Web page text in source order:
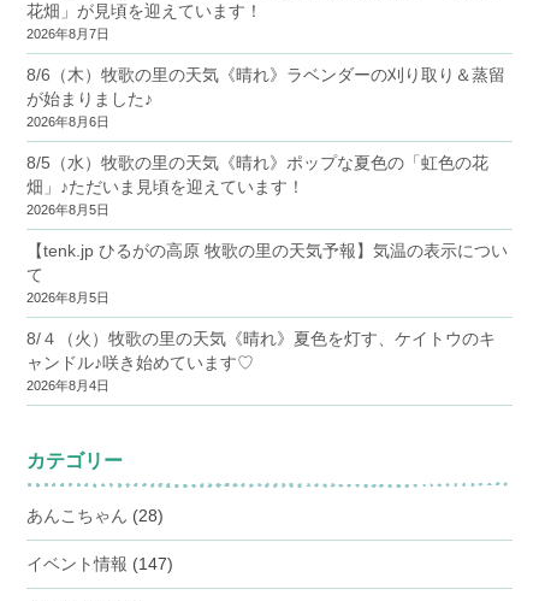
花畑」が見頃を迎えています！
2026年8月7日
8/6（木）牧歌の里の天気《晴れ》ラベンダーの刈り取り＆蒸留
が始まりました♪
2026年8月6日
8/5（水）牧歌の里の天気《晴れ》ポップな夏色の「虹色の花
畑」♪ただいま見頃を迎えています！
2026年8月5日
【tenk.jp ひるがの高原 牧歌の里の天気予報】気温の表示につい
て
2026年8月5日
8/４（火）牧歌の里の天気《晴れ》夏色を灯す、ケイトウのキ
ャンドル♪咲き始めています♡
2026年8月4日
カテゴリー
あんこちゃん (28)
イベント情報 (147)